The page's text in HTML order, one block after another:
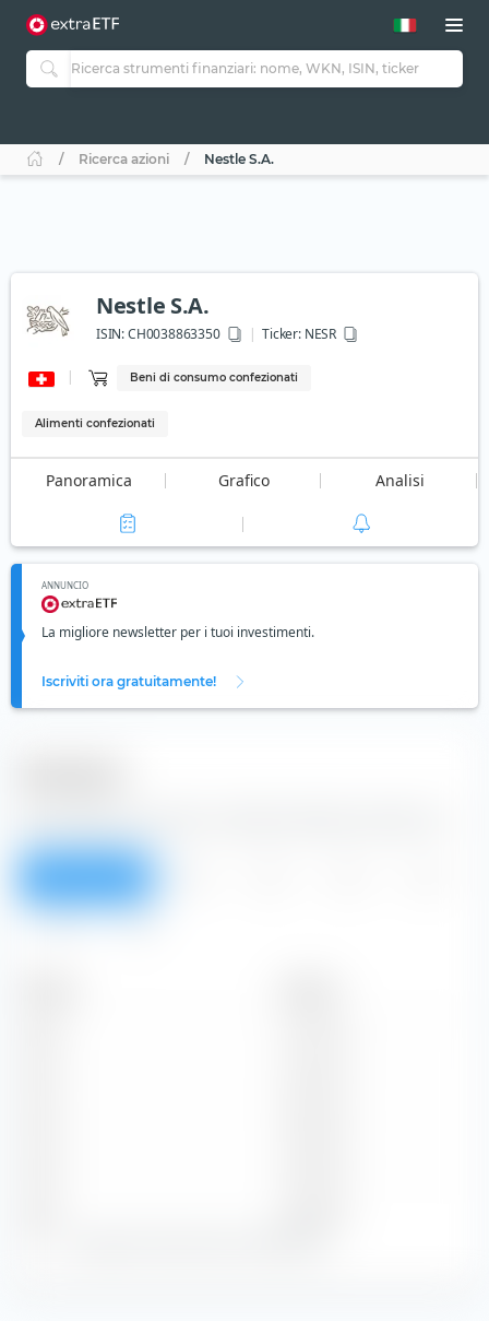
Ricerca azioni Nestle S.A.
Nestle S.A.
ISIN:CH0038863350 Ticker:NESR
Beni di consumo confezionati
Alimenti confezionati
Panoramica Grafico Analisi
ANNUNCIO
La migliore newsletter per i tuoi investimenti.
Iscriviti ora gratuitamente!
2022 Tutti